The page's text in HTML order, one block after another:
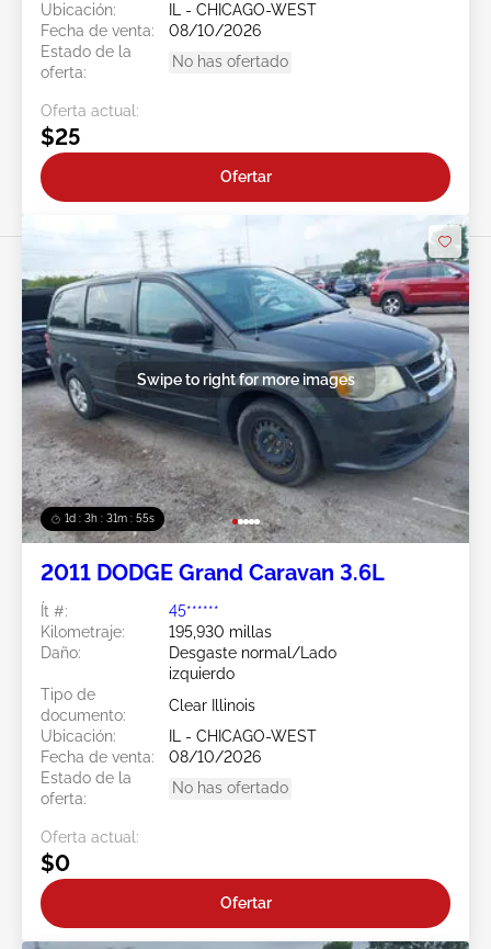
Ubicación:
IL - CHICAGO-WEST
Fecha de venta:
08/10/2026
Estado de la
oferta:
No has ofertado
Oferta actual:
$25
Ofertar
1d : 3h : 31m : 52s
Swipe to right for more images
2011 DODGE Grand Caravan 3.6L
Ít #:
45******
Kilometraje:
195,930 millas
Daño:
Desgaste normal/Lado
izquierdo
Tipo de
documento:
Clear Illinois
Ubicación:
IL - CHICAGO-WEST
Fecha de venta:
08/10/2026
Estado de la
oferta:
No has ofertado
Oferta actual:
$0
Ofertar